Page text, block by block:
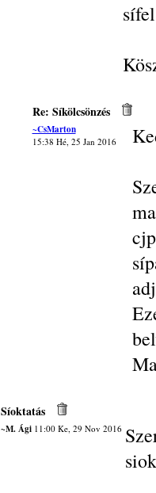
Re: Síkölcsönzés
~CsMarton
15:38 Hé, 25 Jan 2016
Síoktatás
~M. Ági11:00 Ke, 29 Nov 2016